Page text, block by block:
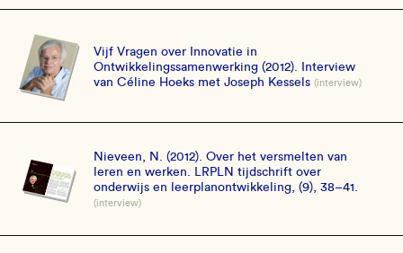
Vijf Vragen over Innovatie in
Ontwikkelingssamenwerking (2012). Interview
van Céline Hoeks met Joseph Kessels (interview)
Nieveen, N. (2012). Over het versmelten van
leren en werken. LRPLN tijdschrift over
onderwijs en leerplanontwikkeling, (9), 38–41.
(interview)